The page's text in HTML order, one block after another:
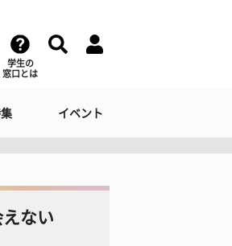
学生の
窓口とは
イベント
ない